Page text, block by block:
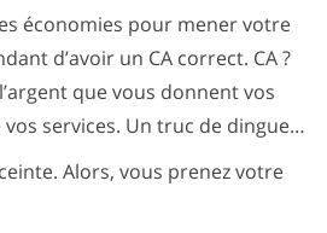
économies pour mener votre
d’avoir un CA correct. CA ?
que vous donnent vos
services. Un truc de dingue…
Alors, vous prenez votre